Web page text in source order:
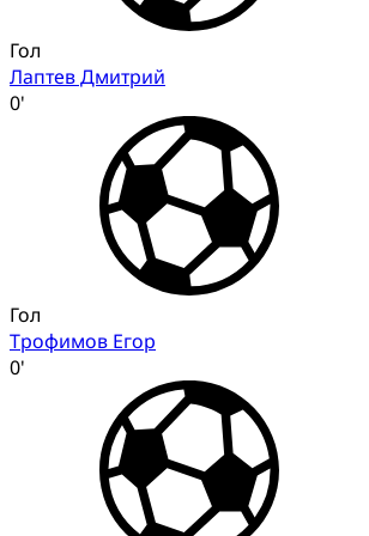
Гол
Лаптев Дмитрий
0'
Гол
Трофимов Егор
0'